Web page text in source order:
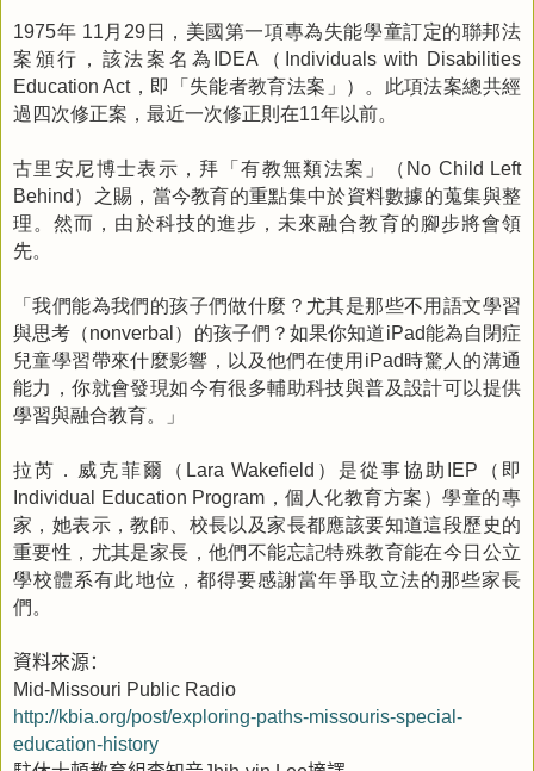
1975年 11月 29日，美國第一項專為失能學童訂定的聯邦法
案頒行，該法案名為 IDEA （ Individuals with Disabilities
Education Act，即「失能者教育法案」）。此項法案總共經
過四次修正案，最近一次修正則在11年以前。
古里安尼博士表示，拜「有教無類法案」（ No Child Left
Behind ）之賜，當今教育的重點集中於資料數據的蒐集與整
理。然而，由於科技的進步，未來融合教育的腳步將會領
先。
「我們能為我們的孩子們做什麼？尤其是那些不用語文學習
與思考（nonverbal ）的孩子們？如果你知道iPad能為自閉症
兒童學習帶來什麼影響，以及他們在使用iPad時驚人的溝通
能力，你就會發現如今有很多輔助科技與普及設計可以提供
學習與融合教育。」
拉芮．威克菲爾（ Lara Wakefield ）是從事協助 IEP （即
Individual Education Program ，個人化教育方案）學童的專
家，她表示，教師、校長以及家長都應該要知道這段歷史的
重要性，尤其是家長，他們不能忘記特殊教育能在今日公立
學校體系有此地位，都得要感謝當年爭取立法的那些家長
們。
資料來源：
Mid-Missouri Public Radio
http://kbia.org/post/exploring-paths-missouris-special-
education-history